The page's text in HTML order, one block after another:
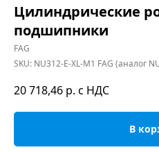
Цилиндрические
подшипники
FAG
SKU: NU312-E-XL-M1 FAG (аналог
20 718,46 р. с НДС
В